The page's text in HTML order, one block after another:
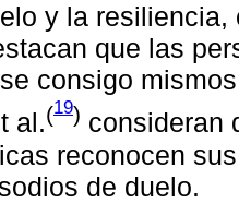
y la
que las
consigo
al.(19) consideran
reconocen
de duelo.